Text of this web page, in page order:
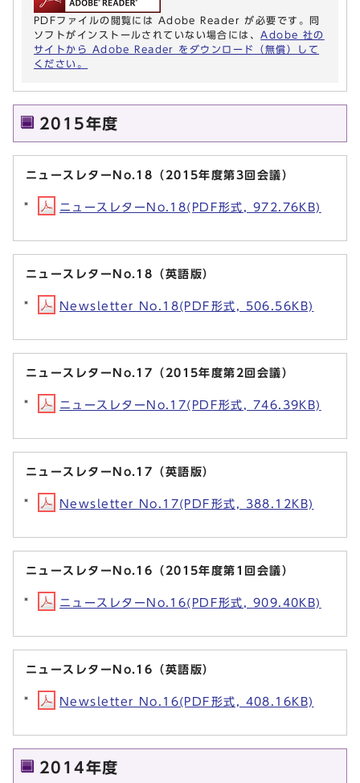
PDFファイルの閲覧には Adobe Reader が必要です。同
ソフトがインストールされていない場合には、 Adobe 社の
サイトから Adobe Reader をダウンロード（無償）して
ください。
2015年度
ニュースレターNo.18（2015年度第3回会議）
ニュースレターNo.18(PDF形式, 972.76KB)
ニュースレターNo.18（英語版）
Newsletter No.18(PDF形式, 506.56KB)
ニュースレターNo.17（2015年度第2回会議）
ニュースレターNo.17(PDF形式, 746.39KB)
ニュースレターNo.17（英語版）
Newsletter No.17(PDF形式, 388.12KB)
ニュースレターNo.16（2015年度第1回会議）
ニュースレターNo.16(PDF形式, 909.40KB)
ニュースレターNo.16（英語版）
Newsletter No.16(PDF形式, 408.16KB)
2014年度